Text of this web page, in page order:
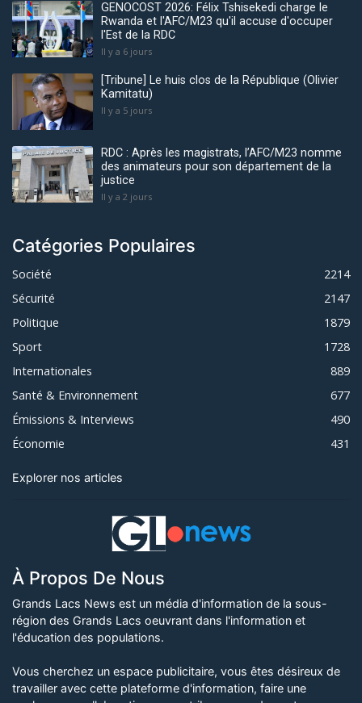
GENOCOST 2026: Félix Tshisekedi charge le
Rwanda et l'AFC/M23 qu'il accuse d'occuper
l'Est de la RDC
Il y a 6 jours
[Tribune] Le huis clos de la République (Olivier
Kamitatu)
Il y a 5 jours
RDC : Après les magistrats, l’AFC/M23 nomme
des animateurs pour son département de la
justice
Il y a 2 jours
Catégories Populaires
Société
2214
Sécurité
2147
Politique
1879
Sport
1728
Internationales
889
Santé & Environnement
677
Émissions & Interviews
490
Économie
431
Explorer nos articles
À Propos De Nous
Grands Lacs News est un média d'information de la sous-
région des Grands Lacs oeuvrant dans l'information et
l'éducation des populations.
Vous cherchez un espace publicitaire, vous êtes désireux de
travailler avec cette plateforme d'information, faire une